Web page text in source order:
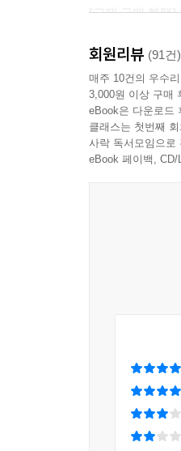
[교재 구매 혜택
2. 교재 단어암기
3. 편리한 채점
신(新)토익 완벽
1. 신(新)토익 대
3) Part 7 : 3개
1) 신토익 유형
2) 수준별 학습
3) 고득점 달성
4) 질문 및 지문
회원리뷰 (91건)
매주 10건의 우수
3,000원 이상 구매
eBook은 다운로드
클래스는 첫번째
사락 독서모임으로
eBook 페이백,